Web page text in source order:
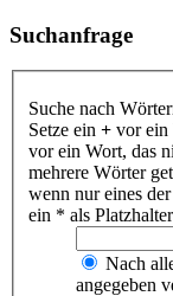
Suchanfrage
Suche nach
Setze ein + vor ein
vor ein Wort, das
mehrere Wörter
wenn nur eines
ein * als
Nach
angegeben